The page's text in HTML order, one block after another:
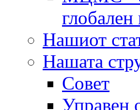
глобален
Нашиот
Нашата
Совет
Управен